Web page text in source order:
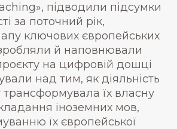
підводили підсумки
за поточний рік,
ключових європейських
й наповнювали
на цифровій дошці
над тим, як діяльність
їх власну
іноземних мов,
їх європейської